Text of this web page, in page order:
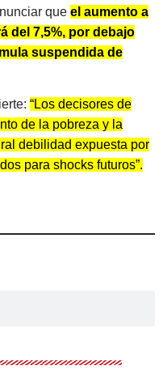
que el aumento a
del 7,5%, por debajo
suspendida de
“Los decisores de
de la pobreza y la
debilidad expuesta por
para shocks futuros”.